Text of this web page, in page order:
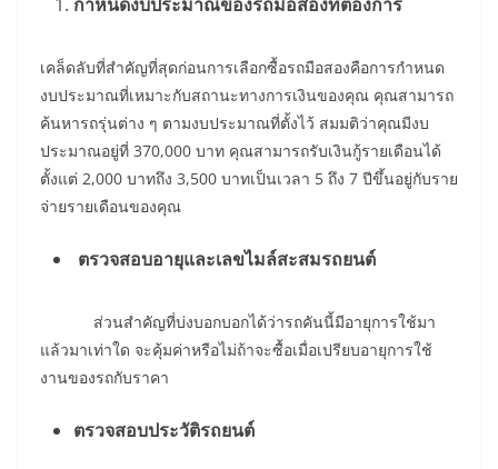
เคล็ดลับที่สำคัญที่สุดก่อนการเลือกซื้อรถมือสองคือการกำหนด
งบประมาณที่เหมาะกับสถานะทางการเงินของคุณ คุณสามารถ
ค้นหารถรุ่นต่าง ๆ ตามงบประมาณที่ตั้งไว้ สมมติว่าคุณมีงบ
ประมาณอยู่ที่ 370,000 บาท คุณสามารถรับเงินกู้รายเดือนได้
ตั้งแต่ 2,000 บาทถึง 3,500 บาทเป็นเวลา 5 ถึง 7 ปีขึ้นอยู่กับราย
จ่ายรายเดือนของคุณ
ตรวจสอบอายุและเลขไมล์สะสมรถยนต์
ส่วนสำคัญที่บ่งบอกบอกได้ว่ารถคันนี้มีอายุการใช้มา
แล้วมาเท่าใด จะคุ้มค่าหรือไม่ถ้าจะซื้อเมื่อเปรียบอายุการใช้
งานของรถกับราคา
ตรวจสอบประวัติรถยนต์